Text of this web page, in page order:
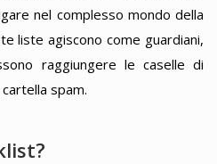
nel complesso mondo della
liste agiscono come guardiani,
raggiungere le caselle di
spam.